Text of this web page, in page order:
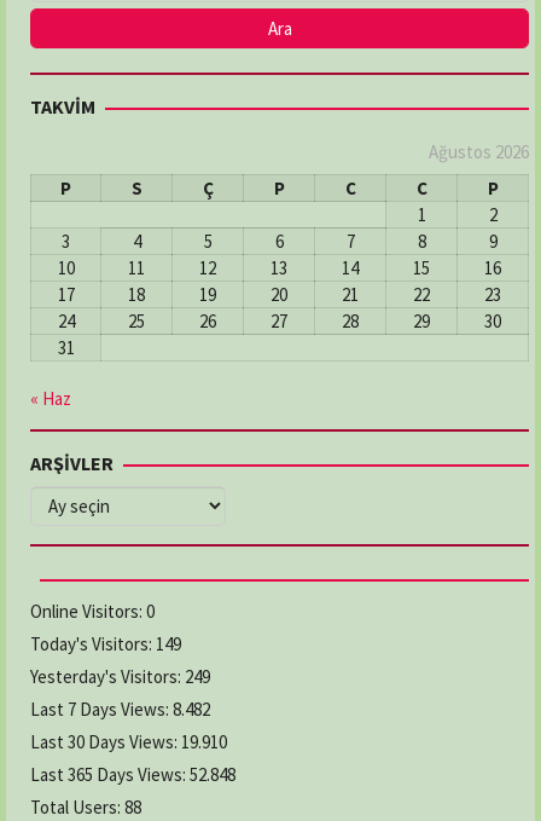
TAKVİM
Ağustos 2026
P
S Ç P C C
P
1
2
3
4 5 6 7 8
9
10
11 12 13 14 15
16
17
18 19 20 21 22
23
24
25 26 27 28 29
30
31
« Haz
ARŞİVLER
ARŞİVLER
Online Visitors: 0
Today's Visitors: 149
Yesterday's Visitors: 249
Last 7 Days Views: 8.482
Last 30 Days Views: 19.910
Last 365 Days Views: 52.848
Total Users: 88